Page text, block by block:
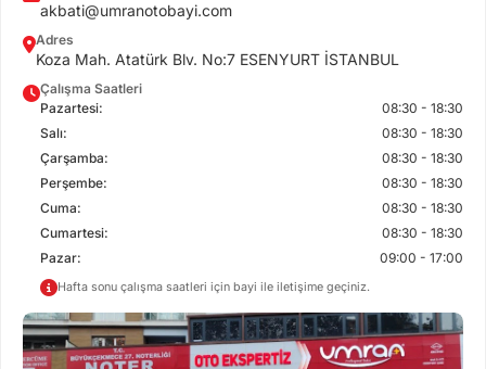
akbati@umranotobayi.com
Adres
Koza Mah. Atatürk Blv. No:7 ESENYURT İSTANBUL
Çalışma Saatleri
Pazartesi:
08:30 - 18:30
Salı:
08:30 - 18:30
Çarşamba:
08:30 - 18:30
Perşembe:
08:30 - 18:30
Cuma:
08:30 - 18:30
Cumartesi:
08:30 - 18:30
Pazar:
09:00 - 17:00
Hafta sonu çalışma saatleri için bayi ile iletişime geçiniz.